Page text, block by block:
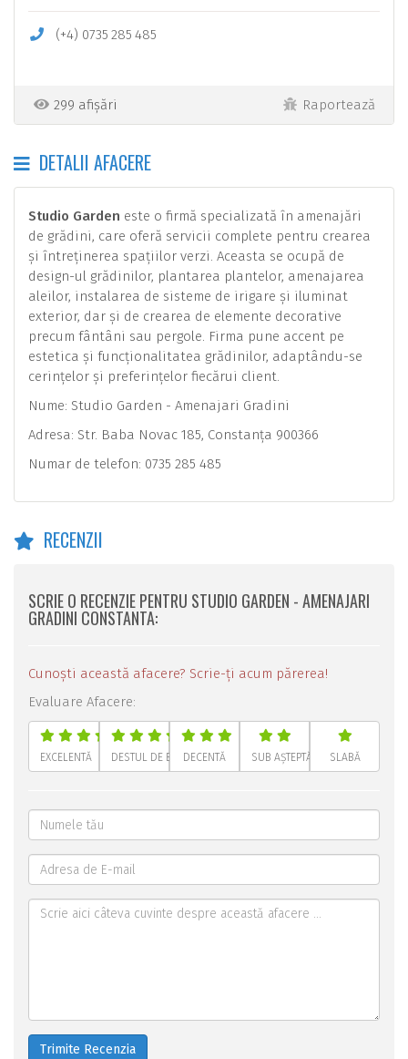
(+4) 0735 285 485
299 afișări Raportează
DETALII AFACERE
Studio Garden este o firmă specializată în amenajări
de grădini, care oferă servicii complete pentru crearea
și întreținerea spațiilor verzi. Aceasta se ocupă de
design-ul grădinilor, plantarea plantelor, amenajarea
aleilor, instalarea de sisteme de irigare și iluminat
exterior, dar și de crearea de elemente decorative
precum fântâni sau pergole. Firma pune accent pe
estetica și funcționalitatea grădinilor, adaptându-se
cerințelor și preferințelor fiecărui client.
Nume: Studio Garden - Amenajari Gradini
Adresa: Str. Baba Novac 185, Constanța 900366
Numar de telefon: 0735 285 485
RECENZII
SCRIE O RECENZIE PENTRU STUDIO GARDEN - AMENAJARI
GRADINI CONSTANTA:
Cunoști această afacere? Scrie-ți acum părerea!
Evaluare Afacere:
EXCELENTĂ DESTUL DE BUNĂDECENTĂ SUB AȘTEPTĂRI SLABĂ
Trimite Recenzia